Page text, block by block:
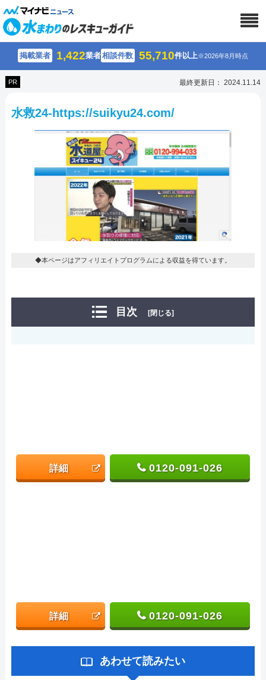
掲載業者 1,422業者相談件数 55,710件以上※2026年8月時点
PR 最終更新日： 2024.11.14
水救24-https://suikyu24.com/
◆本ページはアフィリエイトプログラムによる収益を得ています。
目次 [閉じる]
詳細 0120-091-026
詳細 0120-091-026
あわせて読みたい